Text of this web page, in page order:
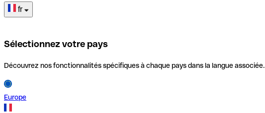
fr
Sélectionnez votre pays
Découvrez nos fonctionnalités spécifiques à chaque pays dans la langue associée.
Europe